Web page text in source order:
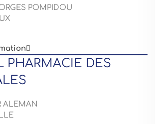
POMPIDOU

PHARMACIE DES
ALEMAN